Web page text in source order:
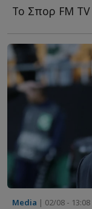
Media | 02/08 - 13:08